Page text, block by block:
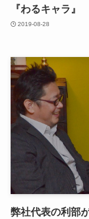
『わるキャラ』
2019-08-28
弊社代表の利部